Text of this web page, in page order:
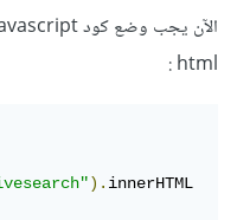
html
).